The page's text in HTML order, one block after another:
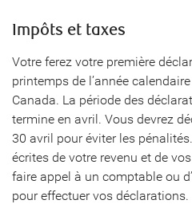
Impôts et taxes
Votre ferez votre première
printemps de l’année
Canada. La période des
termine en avril. Vous devrez
30 avril pour éviter les
écrites de votre revenu et de
faire appel à un comptable ou
pour effectuer vos déclarations.